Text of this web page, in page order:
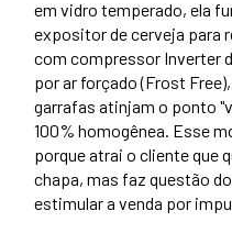
em vidro temperado, ela
expositor de cerveja para
com compressor Inverter
por ar forçado (Frost
garrafas atinjam o ponto
100% homogênea. Esse
porque atrai o cliente que
chapa, mas faz questão
estimular a venda por